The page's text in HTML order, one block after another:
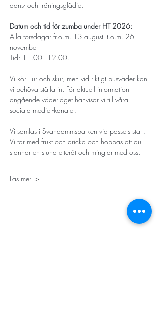
dans- och träningsglädje.
Datum och tid för zumba under HT 2026:
Alla torsdagar fr.o.m. 13 augusti t.o.m. 26
november
Tid: 11.00 - 12.00.
Vi kör i ur och skur, men vid riktigt busväder kan
vi behöva ställa in. För aktuell information
angående väderläget hänvisar vi till våra
sociala medier-kanaler.
Vi samlas i Svandammsparken vid passets start.
Vi tar med frukt och dricka och hoppas att du
stannar en stund efteråt och minglar med oss.
Läs mer ->